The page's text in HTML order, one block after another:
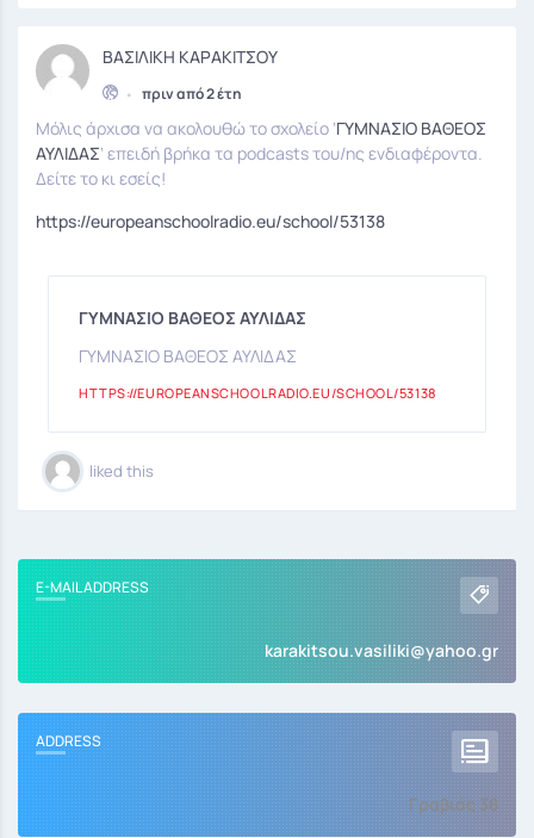
ΒΑΣΙΛΙΚΗ ΚΑΡΑΚΙΤΣΟΥ
• πριν από 2 έτη
Μόλις άρχισα να ακολουθώ το σχολείο ‘ΓΥΜΝΑΣΙΟ ΒΑΘΕΟΣ
ΑΥΛΙΔΑΣ‘ επειδή βρήκα τα podcasts του/ης ενδιαφέροντα.
Δείτε το κι εσείς!
https://europeanschoolradio.eu/school/53138
ΓΥΜΝΑΣΙΟ ΒΑΘΕΟΣ ΑΥΛΙΔΑΣ
ΓΥΜΝΑΣΙΟ ΒΑΘΕΟΣ ΑΥΛΙΔΑΣ
HTTPS://EUROPEANSCHOOLRADIO.EU/SCHOOL/53138
liked this
E-MAIL ADDRESS
karakitsou.vasiliki@yahoo.gr
ADDRESS
Γραβιάς 38